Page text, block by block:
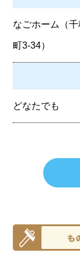
なごホーム（
町3-34）
どなたでも